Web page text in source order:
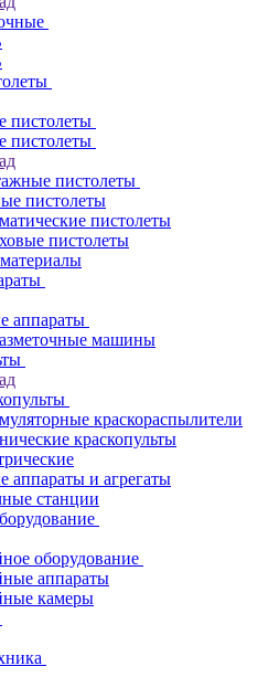
пистолеты
пистолеты
пистолеты
пистолеты
пистолеты
пистолеты
аппараты
машины
краскораспылители
краскопульты
аппараты и агрегаты
станции
оборудование
аппараты
камеры